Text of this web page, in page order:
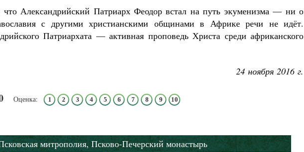
что Александрийский Патриарх Феодор встал на путь экуменизма — ни о
с другими христианскими общинами в Африке речи не идёт.
Патриархата — активная проповедь Христа среди африканского
24 ноября 2016 г.
Оценка: 1 2 3 4 5 6 7 8 9 10
митрополия, Псково-Печерский монастырь